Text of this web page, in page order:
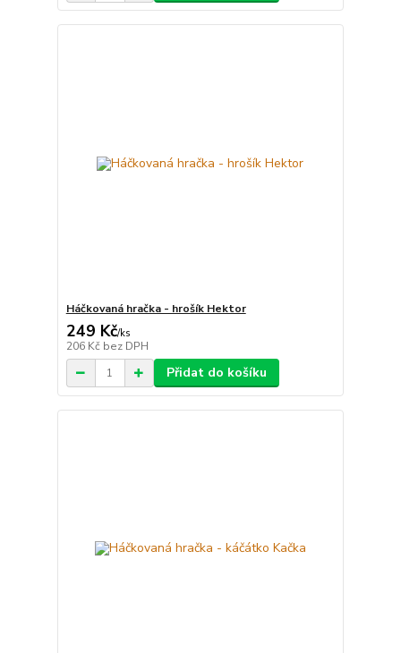
Háčkovaná hračka - hrošík Hektor
249 Kč/ks
206 Kč bez DPH
Přidat do košíku